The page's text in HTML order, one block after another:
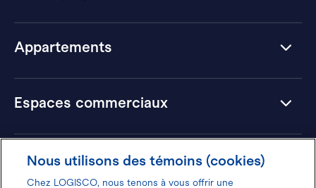
Appartements
Espaces commerciaux
Hôtels
Nous utilisons des témoins (cookies)
Chez LOGISCO, nous tenons à vous offrir une